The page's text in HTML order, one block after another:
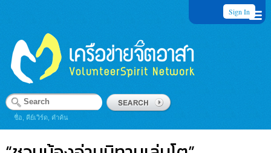
Sign In
ชื่อ, คีย์เวิร์ด, คำค้น